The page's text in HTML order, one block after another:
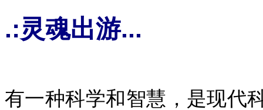
.:灵魂出游...
有一种科学和智慧，是现代